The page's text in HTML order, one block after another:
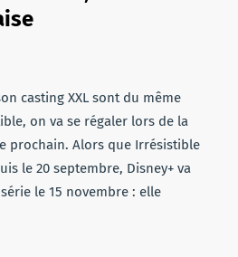
casting XXL sont du même
on va se régaler lors de la
prochain. Alors que Irrésistible
le 20 septembre, Disney+ va
le 15 novembre : elle